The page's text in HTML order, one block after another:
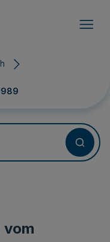
vom